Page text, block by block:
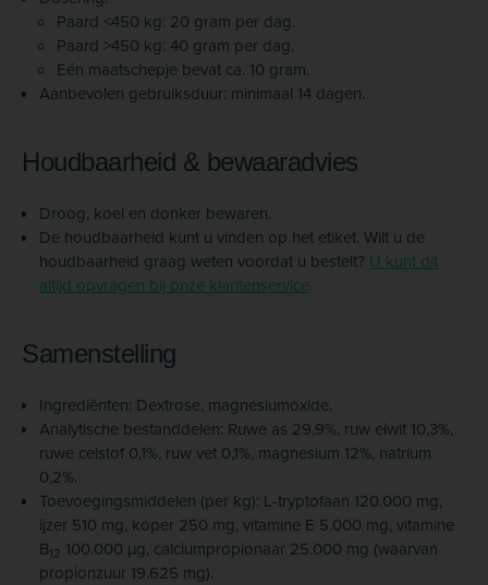
Paard <450 kg: 20 gram per dag.
Paard >450 kg: 40 gram per dag.
Eén maatschepje bevat ca. 10 gram.
Aanbevolen gebruiksduur: minimaal 14 dagen.
Houdbaarheid & bewaaradvies
Droog, koel en donker bewaren.
De houdbaarheid kunt u vinden op het etiket. Wilt u de
houdbaarheid graag weten voordat u bestelt? U kunt dit
altijd opvragen bij onze klantenservice.
Samenstelling
Ingrediënten: Dextrose, magnesiumoxide.
Analytische bestanddelen: Ruwe as 29,9%, ruw eiwit 10,3%,
ruwe celstof 0,1%, ruw vet 0,1%, magnesium 12%, natrium
0,2%.
Toevoegingsmiddelen (per kg): L-tryptofaan 120.000 mg,
ijzer 510 mg, koper 250 mg, vitamine E 5.000 mg, vitamine
B12 100.000 µg, calciumpropionaar 25.000 mg (waarvan
propionzuur 19.625 mg).